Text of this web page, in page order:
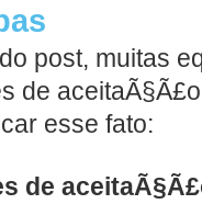
post, muitas
de
esse fato:
de